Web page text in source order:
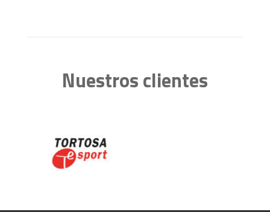
Nuestros clientes